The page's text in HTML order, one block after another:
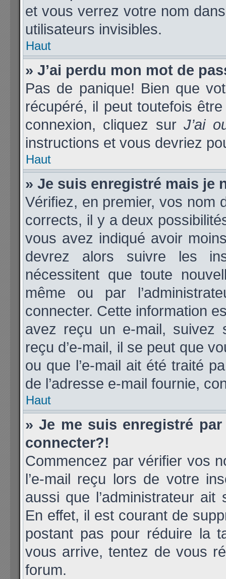
et vous verrez votre nom
utilisateurs invisibles.
Haut
» J’ai perdu mon mot de
Pas de panique! Bien que
récupéré, il peut toutefois
connexion, cliquez surJ’ai
instructions et vous devriez
Haut
» Je suis enregistré mais je
Vérifiez, en premier, vos nom
corrects, il y a deux
vous avez indiqué avoir
devrez alors suivre les
nécessitent que toute
même ou par
connecter. Cette information
avez reçu un e-mail, suivez
reçu d’e-mail, il se peut que
ou que l’e-mail ait été traité
de l’adresse e-mail fournie,
Haut
» Je me suis enregistré
connecter?!
Commencez par vérifier vos
l’e-mail reçu lors de votre
aussi que l’administrateur
En effet, il est courant de
postant pas pour réduire la
vous arrive, tentez de vous
forum.